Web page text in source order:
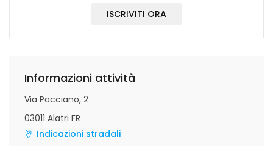
ISCRIVITI ORA
Informazioni attività
Via Pacciano, 2
03011 Alatri FR
Indicazioni stradali